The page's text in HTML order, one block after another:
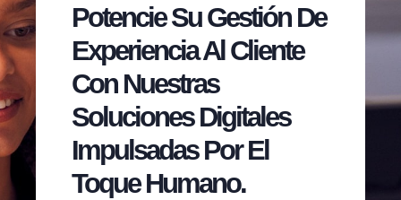
Potencie Su Gestión De
Experiencia Al Cliente
Con Nuestras
Soluciones Digitales
Impulsadas Por El
Toque Humano.